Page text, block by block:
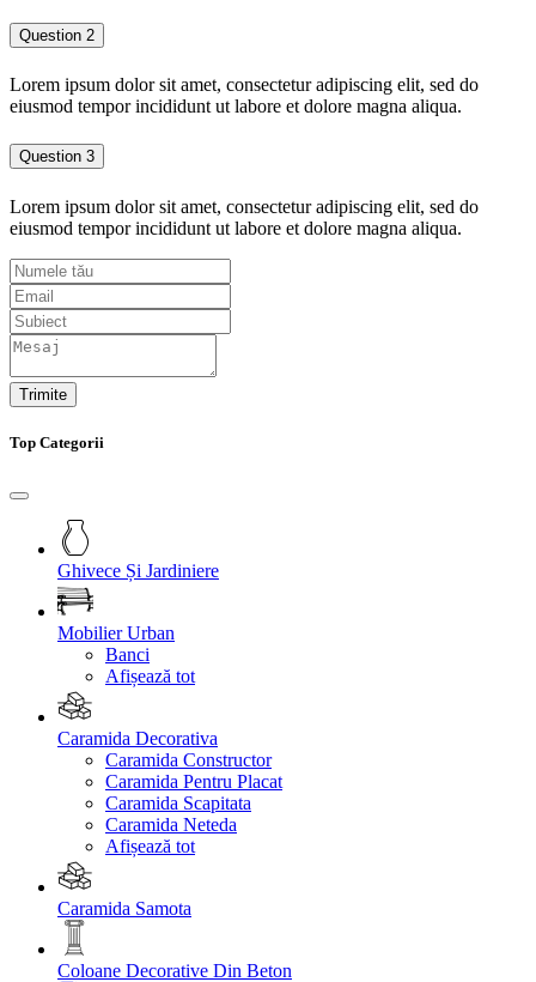
Question 2
Lorem ipsum dolor sit amet, consectetur adipiscing elit, sed do
eiusmod tempor incididunt ut labore et dolore magna aliqua.
Question 3
Lorem ipsum dolor sit amet, consectetur adipiscing elit, sed do
eiusmod tempor incididunt ut labore et dolore magna aliqua.
Trimite
Top Categorii
Ghivece Și Jardiniere
Mobilier Urban
Banci
Afișează tot
Caramida Decorativa
Caramida Constructor
Caramida Pentru Placat
Caramida Scapitata
Caramida Neteda
Afișează tot
Caramida Samota
Coloane Decorative Din Beton